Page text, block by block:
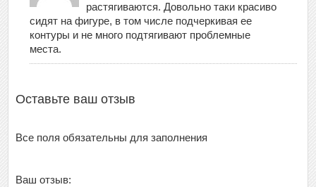
растягиваются. Довольно таки красиво
сидят на фигуре, в том числе подчеркивая ее
контуры и не много подтягивают проблемные
места.
Оставьте ваш отзыв
Все поля обязательны для заполнения
Ваш отзыв: